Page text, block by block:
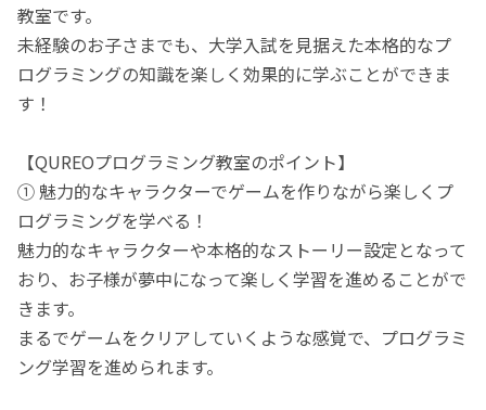
教室です。
未経験のお子さまでも、大学入試を見据えた本格的なプ
ログラミングの知識を楽しく効果的に学ぶことができま
す！
【QUREOプログラミング教室のポイント】
① 魅力的なキャラクターでゲームを作りながら楽しくプ
ログラミングを学べる！
魅力的なキャラクターや本格的なストーリー設定となって
おり、お子様が夢中になって楽しく学習を進めることがで
きます。
まるでゲームをクリアしていくような感覚で、プログラミ
ング学習を進められます。